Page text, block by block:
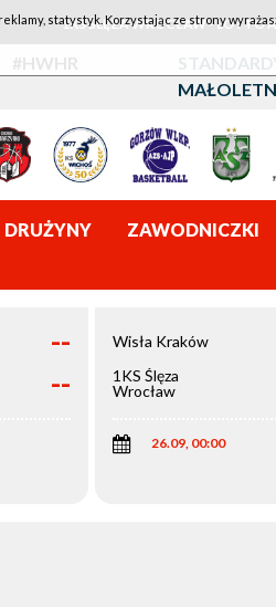
1KS ŚLĘZA WROCŁAW - LOTTO
#HWHR
DRUŻYNY ZAWODNICZKI
--
--
Wisła Kraków
1KS Ślęza
Wrocław
26.09, 00:00
statystyk. Korzystając ze strony